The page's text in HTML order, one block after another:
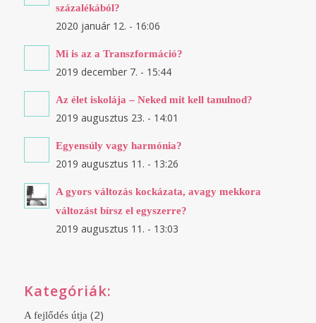
százalékából?
2020 január 12. - 16:06
Mi is az a Transzformáció?
2019 december 7. - 15:44
Az élet iskolája – Neked mit kell tanulnod?
2019 augusztus 23. - 14:01
Egyensúly vagy harmónia?
2019 augusztus 11. - 13:26
A gyors változás kockázata, avagy mekkora
változást bírsz el egyszerre?
2019 augusztus 11. - 13:03
Kategóriák:
A fejlődés útja(2)